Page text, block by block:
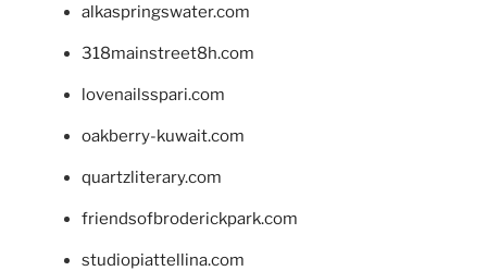
alkaspringswater.com
318mainstreet8h.com
lovenailsspari.com
oakberry-kuwait.com
quartzliterary.com
friendsofbroderickpark.com
studiopiattellina.com